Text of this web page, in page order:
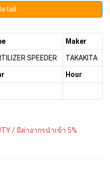
Maker
SPEEDER TAKAKITA
Hour
/ มีค่าอากรนำเข้า 5%